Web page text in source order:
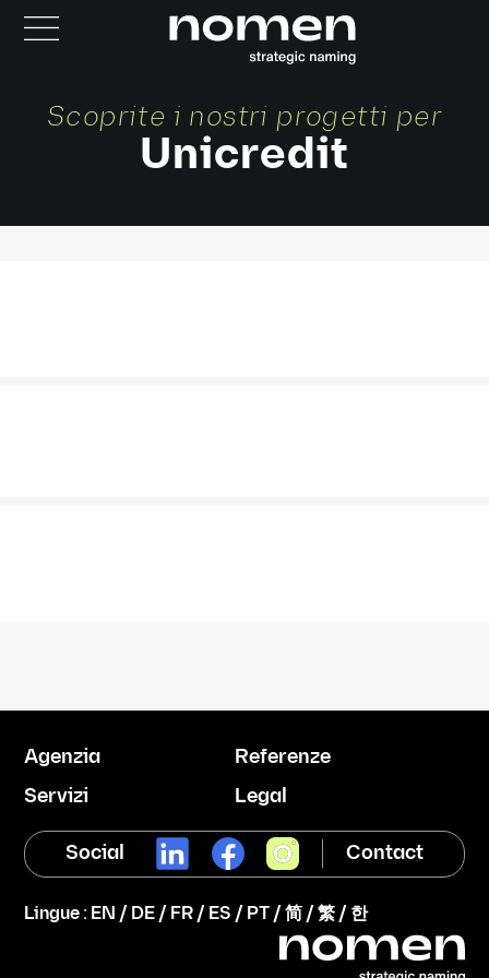
Scoprite i nostri progetti per
Unicredit
Agenzia
Servizi
Referenze
Legal
Social Contact
Lingue : EN / DE / FR / ES / PT /简 /繁 / 한